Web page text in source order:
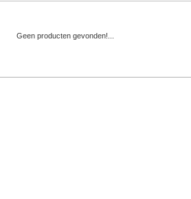
Geen producten gevonden!...